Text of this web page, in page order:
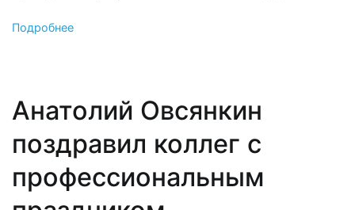
Подробнее
Анатолий Овсянкин
поздравил коллег с
профессиональным